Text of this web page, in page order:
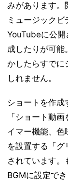
みがあります。
ミュージックビ
YouTubeに公
成したりが可能
かしたらすでに
しれません。
ショートを作成
「ショート動
イマー機能、色
を設置する「
されています
BGMに設定で